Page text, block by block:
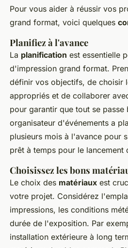
Pour vous aider à réussir vos
grand format, voici quelques
Planifiez à l'avance
La planification est essentielle
d'impression grand format.
définir vos objectifs, de choisir
appropriés et de collaborer
pour garantir que tout se passe
organisateur d'événements a
plusieurs mois à l'avance pour
prêt à temps pour le lancement
Choisissez les bons
Le choix des matériaux est
votre projet. Considérez
impressions, les conditions
durée de l'exposition. Par
installation extérieure à long